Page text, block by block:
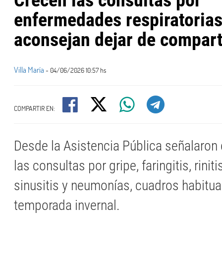
enfermedades
aconsejan dejar de
Villa María - 04/06/2026 10:57 hs
COMPARTIR EN:
Desde la Asistencia Pública
las consultas por gripe, faringitis,
sinusitis y neumonías, cuadros
temporada invernal.